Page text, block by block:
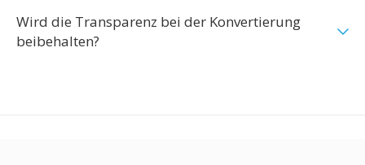
Wird die Transparenz bei der Konvertierung
beibehalten?